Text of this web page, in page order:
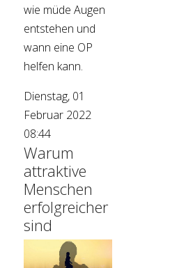
wie müde Augen
entstehen und
wann eine OP
helfen kann.
Dienstag, 01
Februar 2022
08:44
Warum
attraktive
Menschen
erfolgreicher
sind